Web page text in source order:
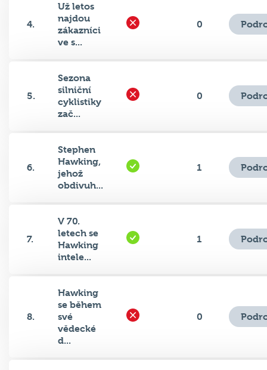
4.
Už letos
najdou
zákazníci
ve s...
0
5.
Sezona
silniční
cyklistiky
zač...
0
6.
Stephen
Hawking,
jehož
obdivuh...
1
7.
V 70.
letech se
Hawking
intele...
1
8.
Hawking
se během
své
vědecké
d...
0